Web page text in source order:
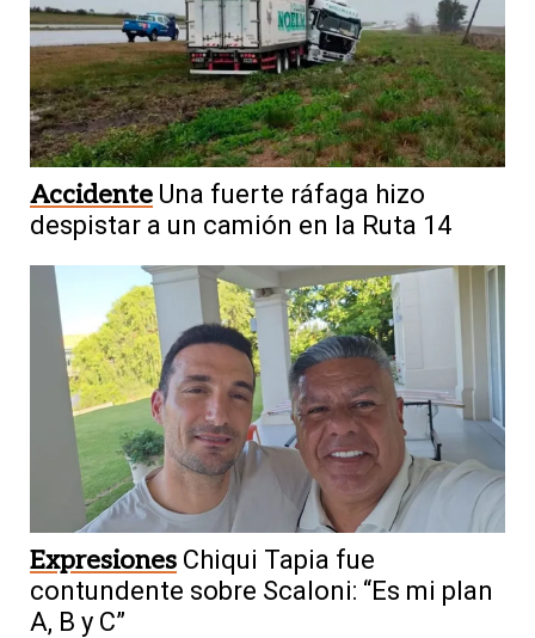
Accidente Una fuerte ráfaga hizo
despistar a un camión en la Ruta 14
Expresiones Chiqui Tapia fue
contundente sobre Scaloni: “Es mi plan
A, B y C”